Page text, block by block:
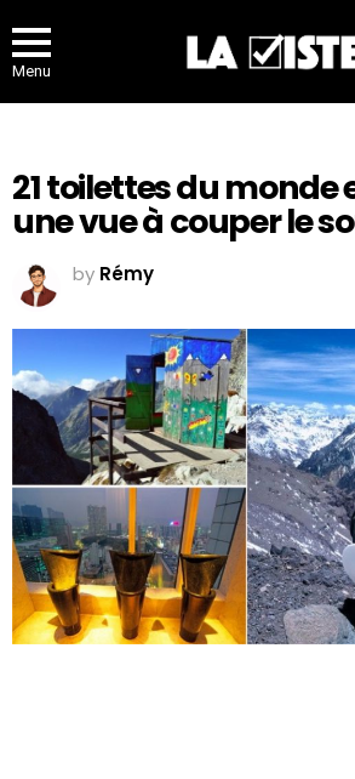
Menu
21 toilettes du monde
une vue à couper le
by Rémy